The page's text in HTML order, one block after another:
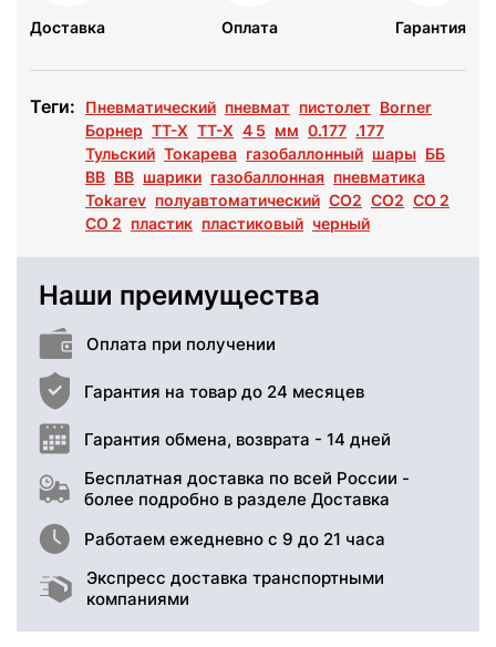
Доставка Оплата Гарантия
Теги: Пневматический пневмат пистолет Borner
Борнер TT-X ТТ-Х 4 5 мм 0.177 .177
Тульский Токарева газобаллонный шары ББ
BB ВВ шарики газобаллонная пневматика
Tokarev полуавтоматический CO2 СО2 СО 2
CO 2 пластик пластиковый черный
Наши преимущества
Оплата при получении
Гарантия на товар до 24 месяцев
Гарантия обмена, возврата - 14 дней
Бесплатная доставка по всей России -
более подробно в разделе Доставка
Работаем ежедневно с 9 до 21 часа
Экспресс доставка транспортными
компаниями